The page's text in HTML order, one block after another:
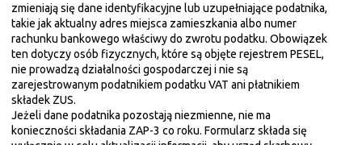
zmieniają się dane identyfikacyjne lub uzupełniające podatnika,
takie jak aktualny adres miejsca zamieszkania albo numer
rachunku bankowego właściwy do zwrotu podatku. Obowiązek
ten dotyczy osób fizycznych, które są objęte rejestrem PESEL,
nie prowadzą działalności gospodarczej i nie są
zarejestrowanym podatnikiem podatku VAT ani płatnikiem
składek ZUS.
Jeżeli dane podatnika pozostają niezmienne, nie ma
konieczności składania ZAP-3 co roku. Formularz składa się